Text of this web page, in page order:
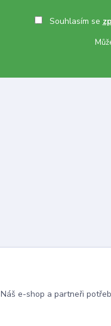
Souhlasím se
Náš e-shop a partneři